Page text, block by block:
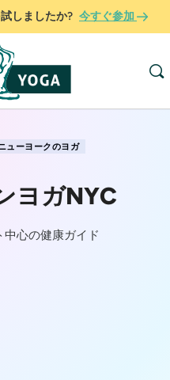
しましたか? 今すぐ参加
ューヨークのヨガ
ヨガNYC
心の健康ガイド